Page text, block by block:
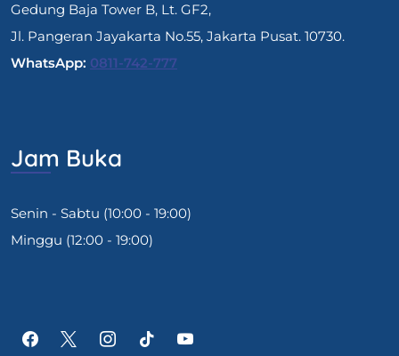
Gedung Baja Tower B, Lt. GF2,
Jl. Pangeran Jayakarta No.55, Jakarta Pusat. 10730.
WhatsApp: 0811-742-777
Jam Buka
Senin - Sabtu (10:00 - 19:00)
Minggu (12:00 - 19:00)